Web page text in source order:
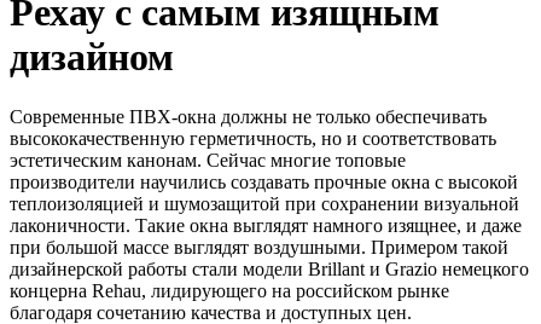
Рехау с самым изящным
дизайном
Современные ПВХ-окна должны не только обеспечивать
высококачественную герметичность, но и соответствовать
эстетическим канонам. Сейчас многие топовые
производители научились создавать прочные окна с высокой
теплоизоляцией и шумозащитой при сохранении визуальной
лаконичности. Такие окна выглядят намного изящнее, и даже
при большой массе выглядят воздушными. Примером такой
дизайнерской работы стали модели Brillant и Grazio немецкого
концерна Rehau, лидирующего на российском рынке
благодаря сочетанию качества и доступных цен.